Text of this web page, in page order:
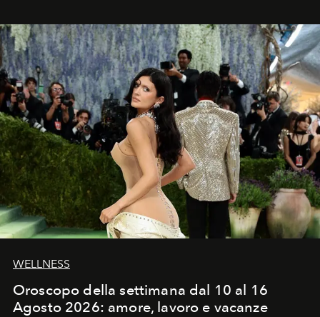
WELLNESS
Oroscopo della settimana dal 10 al 16
Agosto 2026: amore, lavoro e vacanze